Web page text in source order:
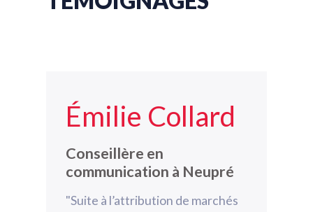
Émilie Collard
Conseillère en
communication à Neupré
"Suite à l’attribution de marchés